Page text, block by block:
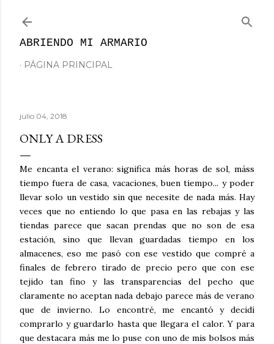
ABRIENDO MI ARMARIO
PÁGINA PRINCIPAL
julio 04, 2018
ONLY A DRESS
Me encanta el verano: significa más horas de sol, máss
tiempo fuera de casa, vacaciones, buen tiempo... y poder
llevar solo un vestido sin que necesite de nada más. Hay
veces que no entiendo lo que pasa en las rebajas y las
tiendas parece que sacan prendas que no son de esa
estación, sino que llevan guardadas tiempo en los
almacenes, eso me pasó con ese vestido que compré a
finales de febrero tirado de precio pero que con ese
tejido tan fino y las transparencias del pecho que
claramente no aceptan nada debajo parece más de verano
que de invierno. Lo encontré, me encantó y decidí
comprarlo y guardarlo hasta que llegara el calor. Y para
que destacara más me lo puse con uno de mis bolsos más